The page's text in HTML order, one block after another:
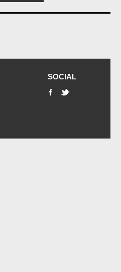
SOCIAL